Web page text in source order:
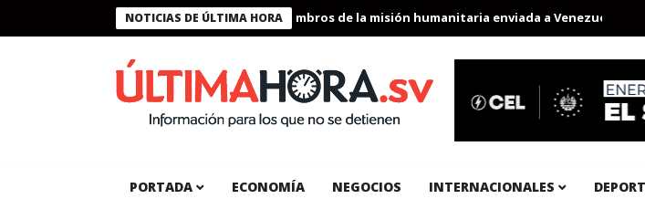
NOTICIAS DE ÚLTIMA HORA
Presidente Bukele condecora a miembros de la misión humanitaria enviada a Venezuela
PORTADA ECONOMÍA NEGOCIOS INTERNACIONALES